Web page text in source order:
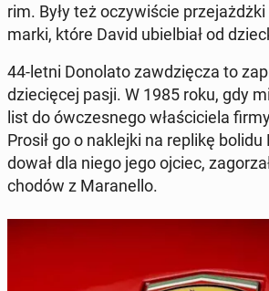
rim. Były też oczy­wi­ście
marki, które David ubiel­biał od
44-letni Do­no­la­to za­wdzię­cza to
dzie­cię­cej pasji. W 1985 roku, gdy
list do ów­cze­sne­go wła­ści­cie­la
Prosił go o na­klej­ki na replikę
do­wał dla niego jego ojciec,
cho­dów z Ma­ra­nel­lo.